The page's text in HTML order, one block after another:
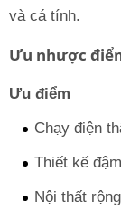
và cá tính.
Ưu nhược
Ưu điểm
Chạy điện
Thiết kế
Nội thất